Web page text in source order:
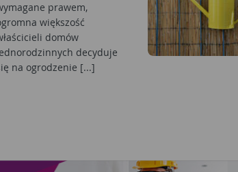
prawem,
większość
domów
decyduje
na ogrodzenie [...]